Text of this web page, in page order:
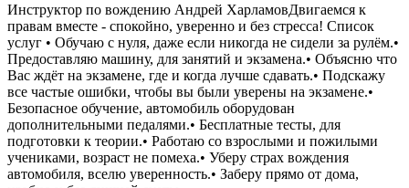
Инструктор по вождению Андрей ХарламовДвигаемся к
правам вместе - спокойно, уверенно и без стресса! Список
услуг • Обучаю с нуля, даже если никогда не сидели за рулём.•
Предоставляю машину, для занятий и экзамена.• Объясню что
Вас ждёт на экзамене, где и когда лучше сдавать.• Подскажу
все частые ошибки, чтобы вы были уверены на экзамене.•
Безопасное обучение, автомобиль оборудован
дополнительными педалями.• Бесплатные тесты, для
подготовки к теории.• Работаю со взрослыми и пожилыми
учениками, возраст не помеха.• Уберу страх вождения
автомобиля, вселю уверенность.• Заберу прямо от дома,